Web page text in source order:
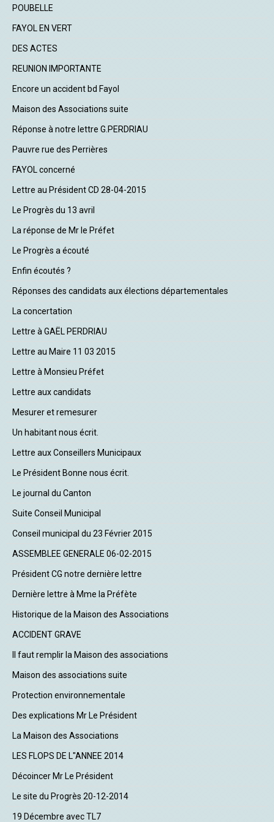
POUBELLE
FAYOL EN VERT
DES ACTES
REUNION IMPORTANTE
Encore un accident bd Fayol
Maison des Associations suite
Réponse à notre lettre G.PERDRIAU
Pauvre rue des Perrières
FAYOL concerné
Lettre au Président CD 28-04-2015
Le Progrès du 13 avril
La réponse de Mr le Préfet
Le Progrès a écouté
Enfin écoutés ?
Réponses des candidats aux élections départementales
La concertation
Lettre à GAËL PERDRIAU
Lettre au Maire 11 03 2015
Lettre à Monsieu Préfet
Lettre aux candidats
Mesurer et remesurer
Un habitant nous écrit.
Lettre aux Conseillers Municipaux
Le Président Bonne nous écrit.
Le journal du Canton
Suite Conseil Municipal
Conseil municipal du 23 Février 2015
ASSEMBLEE GENERALE 06-02-2015
Président CG notre dernière lettre
Dernière lettre à Mme la Préfète
Historique de la Maison des Associations
ACCIDENT GRAVE
Il faut remplir la Maison des associations
Maison des associations suite
Protection environnementale
Des explications Mr Le Président
La Maison des Associations
LES FLOPS DE L"ANNEE 2014
Décoincer Mr Le Président
Le site du Progrès 20-12-2014
19 Décembre avec TL7